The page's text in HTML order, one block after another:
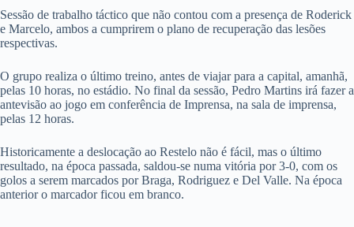
Sessão de trabalho táctico que não contou com a presença de Roderick
e Marcelo, ambos a cumprirem o plano de recuperação das lesões
respectivas.
O grupo realiza o último treino, antes de viajar para a capital, amanhã,
pelas 10 horas, no estádio. No final da sessão, Pedro Martins irá fazer a
antevisão ao jogo em conferência de Imprensa, na sala de imprensa,
pelas 12 horas.
Historicamente a deslocação ao Restelo não é fácil, mas o último
resultado, na época passada, saldou-se numa vitória por 3-0, com os
golos a serem marcados por Braga, Rodriguez e Del Valle. Na época
anterior o marcador ficou em branco.